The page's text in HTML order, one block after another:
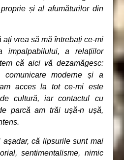
și al afumăturilor din
să mă întrebați ce-mi
impalpabilului, a relațiilor
că aici vă dezamăgesc:
comunicare moderne și a
acces la tot ce-mi este
cultură, iar contactul cu
parcă am trăi ușă-n ușă,
că lipsurile sunt mai
sentimentalisme, nimic